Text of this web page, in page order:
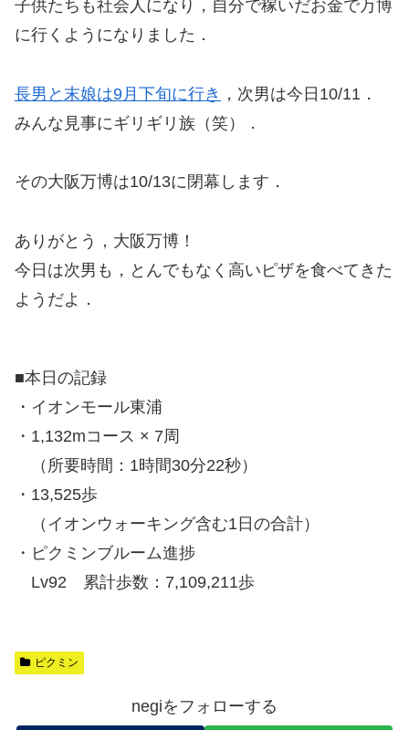
子供たちも社会人になり，自分で稼いだお金で万博
に行くようになりました．
長男と末娘は9月下旬に行き ，次男は今日10/11．
みんな見事にギリギリ族（笑）．
その大阪万博は10/13に閉幕します．
ありがとう，大阪万博！
今日は次男も，とんでもなく高いピザを食べてきた
ようだよ．
■本日の記録
・イオンモール東浦
・1,132mコース × 7周
（所要時間：1時間30分22秒）
・13,525歩
（イオンウォーキング含む1日の合計）
・ピクミンブルーム進捗
Lv92 累計歩数：7,109,211歩
ピクミン
negiをフォローする